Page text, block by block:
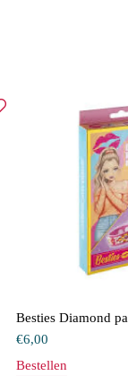
Besties Diamond
€6,00
Bestellen